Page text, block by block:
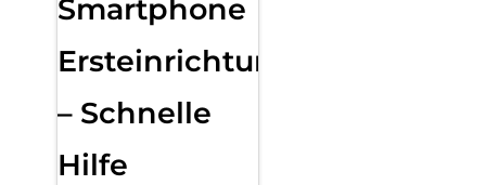
Smartphone
Ersteinrichtung
– Schnelle
Hilfe